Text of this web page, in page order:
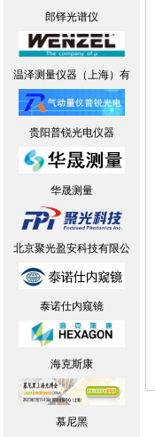
郎铎光谱仪
温泽测量仪器（上海）有
贵阳普锐光电仪器
华晟测量
北京聚光盈安科技有限公
泰诺仕内窥镜
海克斯康
慕尼黑